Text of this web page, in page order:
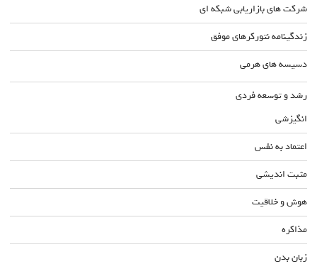
شرکت های بازاریابی شبکه ای
زندگینامه نتورکرهای موفق
دسیسه های هرمی
رشد و توسعه فردی
انگیزشی
اعتماد به نفس
مثبت اندیشی
هوش و خلاقیت
مذاکره
زبان بدن